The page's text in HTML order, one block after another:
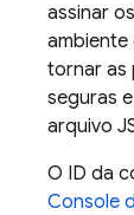
assinar
tornar as
seguras
arquivo
O ID da
Console